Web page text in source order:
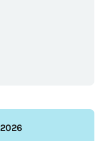
2026